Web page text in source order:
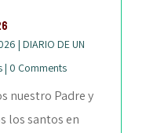
| DIARIO DE UN
| 0 Comments
nuestro Padre y
los santos en